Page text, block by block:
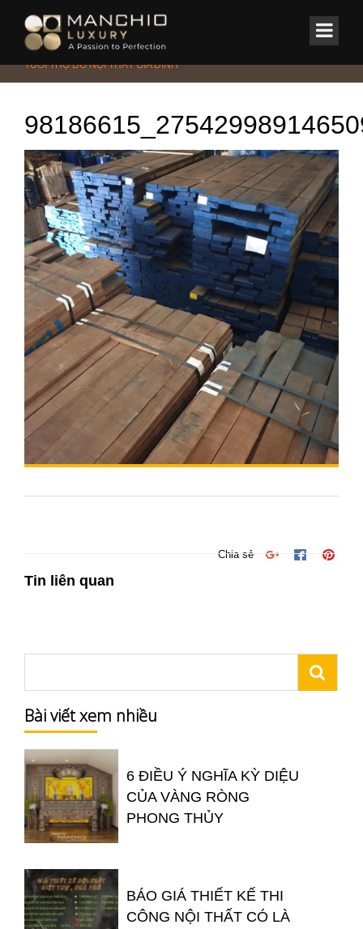
Home/Tin Tức & Sự Kiện/Vật liệu
GỖ TỰ NHIÊN VÀ CÁCH KÉO DÀI
TUỔI THỌ ĐỒ NỘI THẤT GIA ĐÌNH
Chia sẻ
Tin liên quan
Bài viết xem nhiều
6 ĐIỀU Ý NGHĨA KỲ DIỆU
CỦA VÀNG RÒNG
PHONG THỦY
BÁO GIÁ THIẾT KẾ THI
CÔNG NỘI THẤT CÓ LÀ